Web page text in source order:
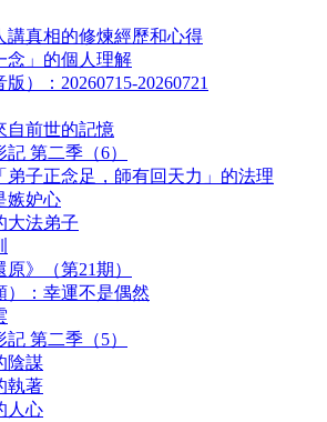
講真相的修煉經歷和心得
念」的個人理解
）：20260715-20260721
自前世的記憶
記 第二季（6）
弟子正念足，師有回天力」的法理
嫉妒心
大法弟子
》（第21期）
）：幸運不是偶然
記 第二季（5）
陰謀
執著
人心